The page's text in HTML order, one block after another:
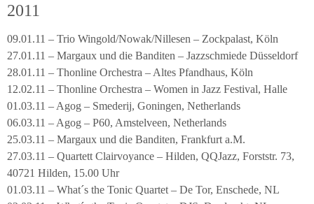
2011
09.01.11 – Trio Wingold/Nowak/Nillesen – Zockpalast, Köln
27.01.11 – Margaux und die Banditen – Jazzschmiede Düsseldorf
28.01.11 – Thonline Orchestra – Altes Pfandhaus, Köln
12.02.11 – Thonline Orchestra – Women in Jazz Festival, Halle
01.03.11 – Agog – Smederij, Goningen, Netherlands
06.03.11 – Agog – P60, Amstelveen, Netherlands
25.03.11 – Margaux und die Banditen, Frankfurt a.M.
27.03.11 – Quartett Clairvoyance – Hilden, QQJazz, Forststr. 73,
40721 Hilden, 15.00 Uhr
01.03.11 – What´s the Tonic Quartet – De Tor, Enschede, NL